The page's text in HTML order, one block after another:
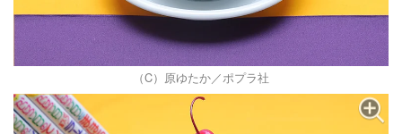
（C）原ゆたか／ポプラ社